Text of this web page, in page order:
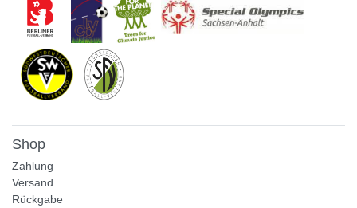
Shop
Zahlung
Versand
Rückgabe